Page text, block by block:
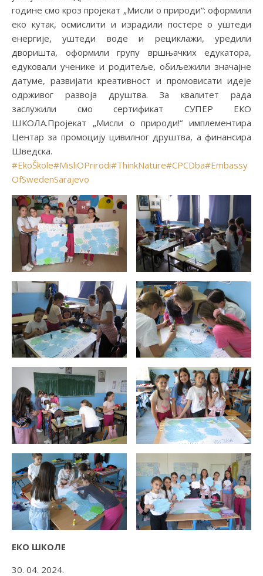
године смо кроз пројекат „Мисли о природи“: оформили
еко кутак, осмислити и израдили постере о уштеди
енергије, уштеди воде и рециклажи, уредили
дворишта, оформили групу вршњачких едукатора,
едуковали ученике и родитеље, обиљежили значајне
датуме, развијати креaтивност и промовисати идеје
одрживог развоја друштва. За квалитет рада
заслужили смо сертификат СУПЕР ЕКО
ШКОЛА.Пројекат „Мисли о природи!“ имплементира
Центар за промоцију цивилног друштва, а финансира
Шведскa.
#EkoŠkole#MisliOPrirodi#ThinkNature#CPCDba#Embassy
OfSwedenSarajevo
ЕКО ШКОЛЕ
30. 04. 2024.